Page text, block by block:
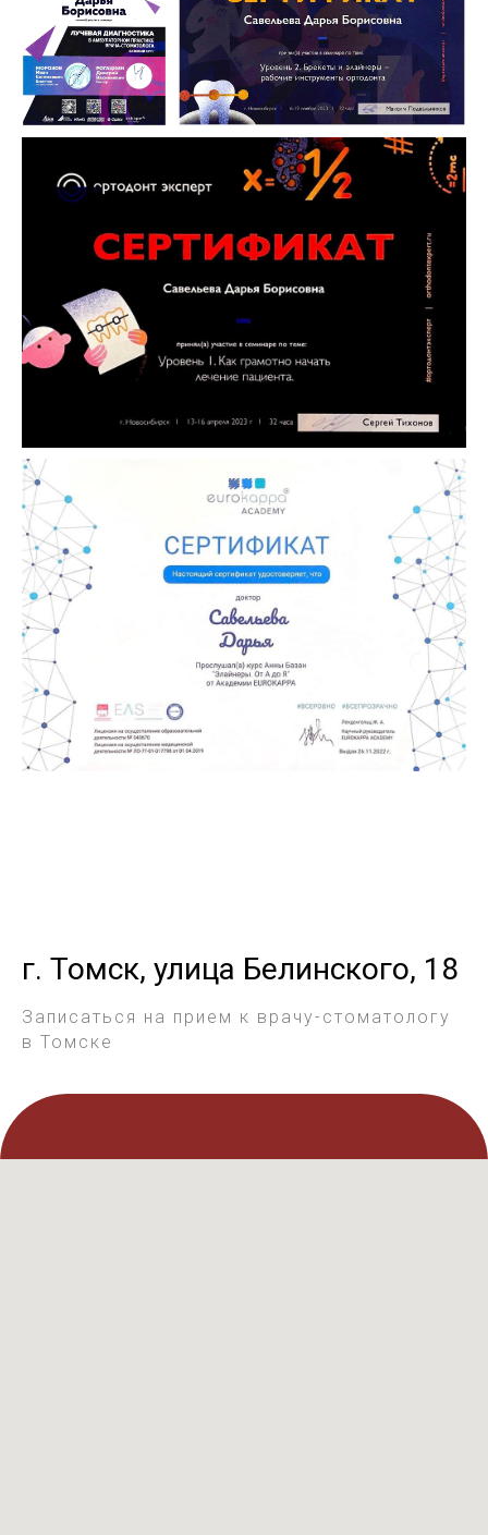
г. Томск, улица Белинского, 18
Записаться на прием к врачу-стоматологу
в Томске